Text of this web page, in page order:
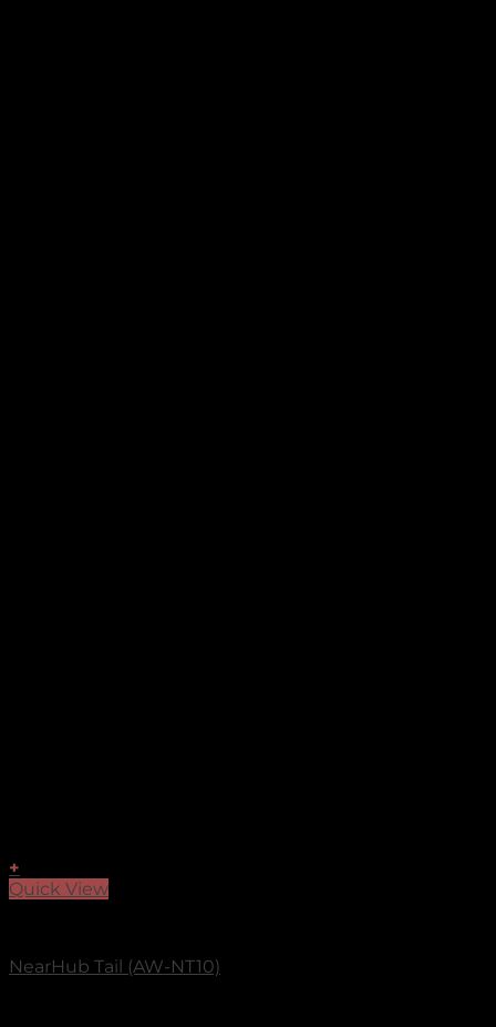
+
Quick View
NearHub Tail (AW-NT10)